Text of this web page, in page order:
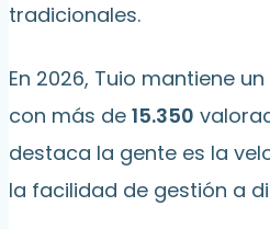
tradicionales.
En 2026, Tuio mantiene un
con más de 15.350
destaca la gente es la
la facilidad de gestión a